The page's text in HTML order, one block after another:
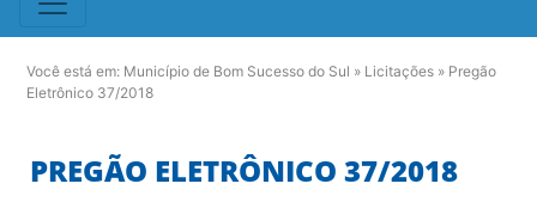
Você está em: Município de Bom Sucesso do Sul » Licitações » Pregão
Eletrônico 37/2018
PREGÃO ELETRÔNICO 37/2018